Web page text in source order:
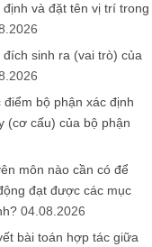
định và đặt tên vị trí trong
đích sinh ra (vai trò) của
điểm bộ phận xác định
(cơ cấu) của bộ phận
môn nào cần có để
đạt được các mục
04.08.2026
bài toán hợp tác giữa